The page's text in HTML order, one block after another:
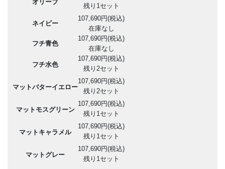
オリーブ
残り1セット
ネイビー
107,690円(税込)
在庫なし
フチ青色
107,690円(税込)
在庫なし
フチ水色
107,690円(税込)
残り2セット
マットバターイエロー
107,690円(税込)
残り2セット
マットモスグリーン
107,690円(税込)
残り1セット
マットキャラメル
107,690円(税込)
残り1セット
マットグレー
107,690円(税込)
残り1セット